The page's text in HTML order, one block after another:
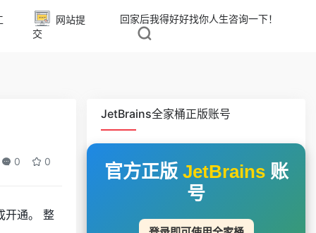
网站提
交
回家后我得好好找你人生咨询一下！
0 0
开通。 整
JetBrains全家桶正版账号
官方正版 JetBrains账
号